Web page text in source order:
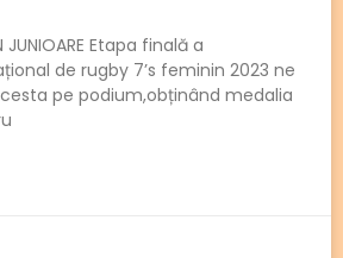
JUNIOARE Etapa finală a
de rugby 7’s feminin 2023 ne
pe podium,obținând medalia